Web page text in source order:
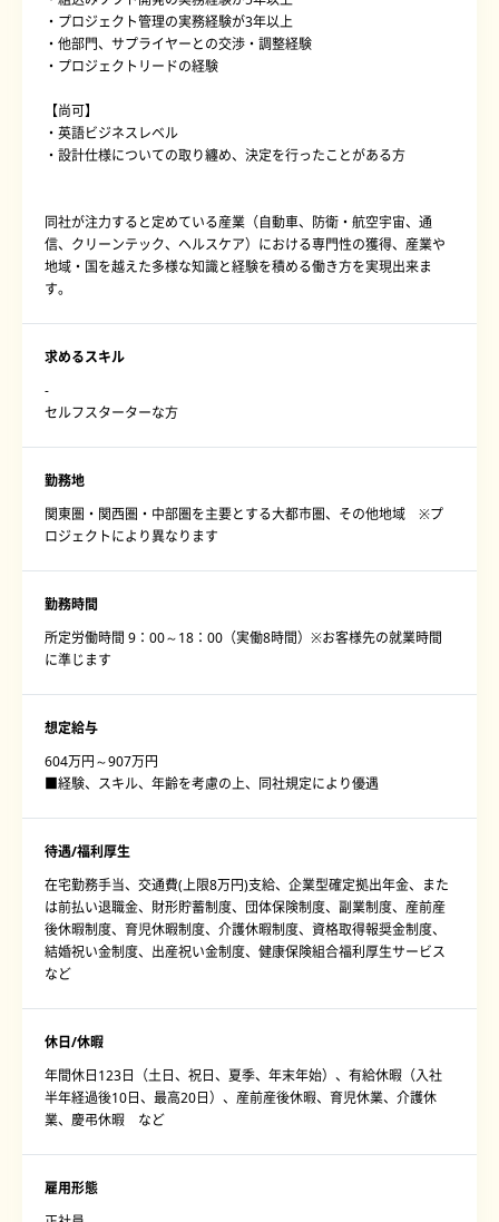
・プロジェクト管理の実務経験が3年以上
・他部門、サプライヤーとの交渉・調整経験
・プロジェクトリードの経験
【尚可】
・英語ビジネスレベル
・設計仕様についての取り纏め、決定を行ったことがある方
同社が注力すると定めている産業（自動車、防衛・航空宇宙、通
信、クリーンテック、ヘルスケア）における専門性の獲得、産業や
地域・国を越えた多様な知識と経験を積める働き方を実現出来ま
す。
求めるスキル
-
セルフスターターな方
勤務地
関東圏・関西圏・中部圏を主要とする大都市圏、その他地域 ※プ
ロジェクトにより異なります
勤務時間
所定労働時間 9：00～18：00（実働8時間）※お客様先の就業時間
に準じます
想定給与
604万円～907万円
■経験、スキル、年齢を考慮の上、同社規定により優遇
待遇/福利厚生
在宅勤務手当、交通費(上限8万円)支給、企業型確定拠出年金、また
は前払い退職金、財形貯蓄制度、団体保険制度、副業制度、産前産
後休暇制度、育児休暇制度、介護休暇制度、資格取得報奨金制度、
結婚祝い金制度、出産祝い金制度、健康保険組合福利厚生サービス
など
休日/休暇
年間休日123日（土日、祝日、夏季、年末年始）、有給休暇（入社
半年経過後10日、最高20日）、産前産後休暇、育児休業、介護休
業、慶弔休暇 など
雇用形態